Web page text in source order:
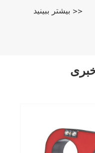
بیشتر ببینید >>